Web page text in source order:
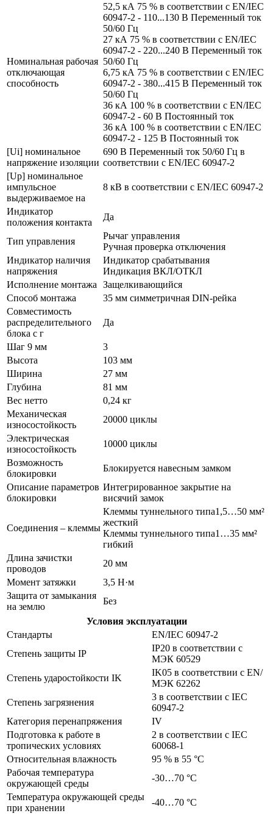
Номинальная рабочая
отключающая
способность
52,5 кА 75 % в соответствии с EN/IEC
60947-2 - 110...130 В Переменный ток
50/60 Гц
27 кА 75 % в соответствии с EN/IEC
60947-2 - 220...240 В Переменный ток
50/60 Гц
6,75 кА 75 % в соответствии с EN/IEC
60947-2 - 380...415 В Переменный ток
50/60 Гц
36 кА 100 % в соответствии с EN/IEC
60947-2 - 60 В Постоянный ток
36 кА 100 % в соответствии с EN/IEC
60947-2 - 125 В Постоянный ток
[Ui] номинальное
напряжение изоляции
690 В Переменный ток 50/60 Гц в
соответствии с EN/IEC 60947-2
[Up] номинальное
импульсное
выдерживаемое на
8 кВ в соответствии с EN/IEC 60947-2
Индикатор
положения контакта
Да
Тип управления
Рычаг управления
Ручная проверка отключения
Индикатор наличия
напряжения
Индикатор срабатывания
Индикация ВКЛ/ОТКЛ
Исполнение монтажа
Защелкивающийся
Способ монтажа
35 мм симметричная DIN-рейка
Совместимость
распределительного
блока с г
Да
Шаг 9 мм
3
Высота
103 мм
Ширина
27 мм
Глубина
81 мм
Вес нетто
0,24 кг
Механическая
износостойкость
20000 циклы
Электрическая
износостойкость
10000 циклы
Возможность
блокировки
Блокируется навесным замком
Описание параметров
блокировки
Интегрированное закрытие на
висячий замок
Соединения – клеммы
Клеммы туннельного типа1,5…50 мм²
жесткий
Клеммы туннельного типа1…35 мм²
гибкий
Длина зачистки
проводов
20 мм
Момент затяжки
3,5 Н·м
Защита от замыкания
на землю
Без
Условия эксплуатации
Стандарты
EN/IEC 60947-2
Степень защиты IP
IP20 в соответствии с
МЭК 60529
Степень ударостойкости IK
IK05 в соответствии с EN/
МЭК 62262
Степень загрязнения
3 в соответствии с IEC
60947-2
Категория перенапряжения
IV
Подготовка к работе в
тропических условиях
2 в соответствии с IEC
60068-1
Относительная влажность
95 % в 55 °C
Рабочая температура
окружающей среды
-30…70 °C
Температура окружающей среды
при хранении
-40…70 °C